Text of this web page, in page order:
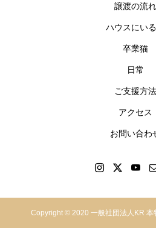
譲渡の流れ
ハウスにい
卒業猫
日常
ご支援方法
アクセス
お問い合わ
Copyright © 2020 一般社団法人KR 本
神奈川県横浜市中区本郷町